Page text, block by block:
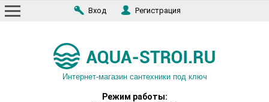
Вход Регистрация
Интернет-магазин сантехники под ключ
Режим работы: